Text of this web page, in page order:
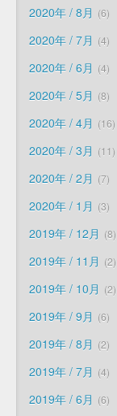
2020年 / 8月 6
2020年 / 7月 4
2020年 / 6月 4
2020年 / 5月 8
2020年 / 4月 16
2020年 / 3月 11
2020年 / 2月 7
2020年 / 1月 3
2019年 / 12月 8
2019年 / 11月 2
2019年 / 10月 2
2019年 / 9月 6
2019年 / 8月 2
2019年 / 7月 4
2019年 / 6月 6